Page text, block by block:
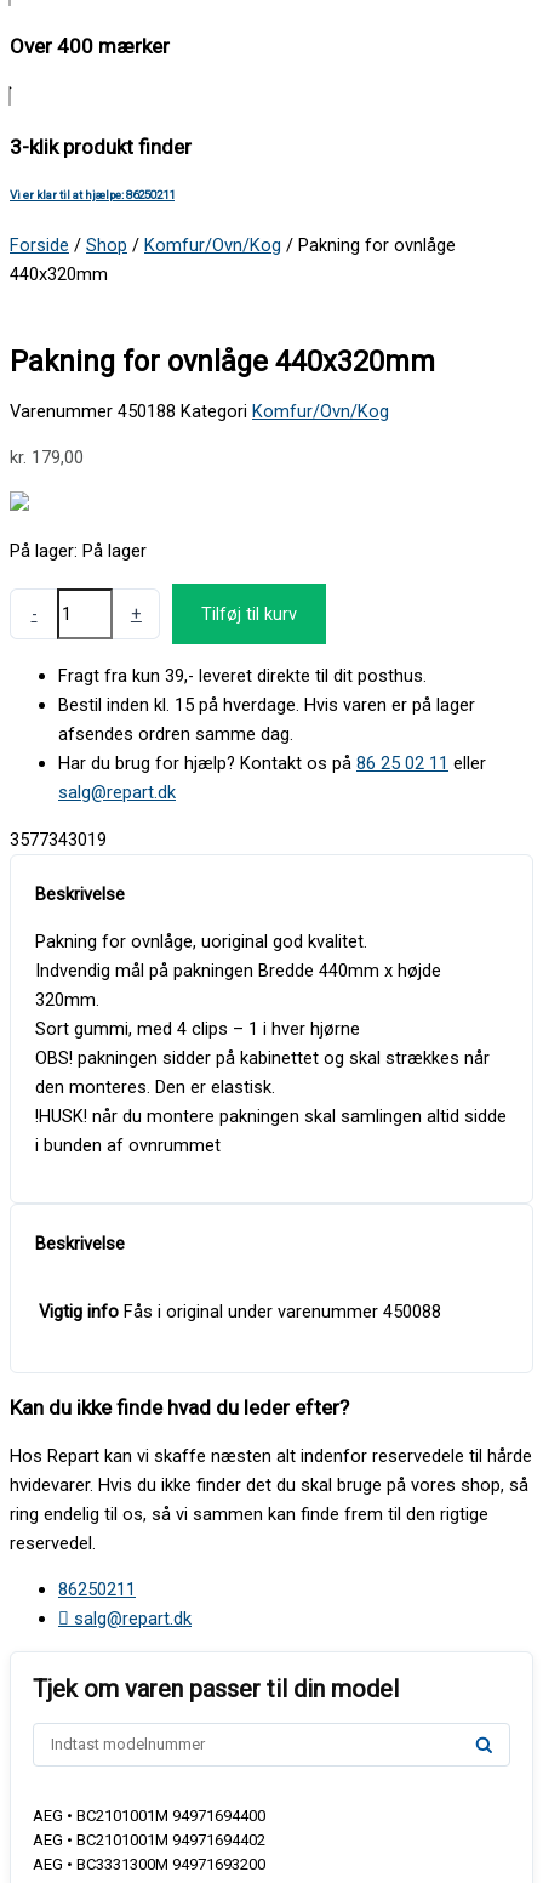
Over 400 mærker
3-klik produkt finder
Vi er klar til at hjælpe: 86250211
Forside / Shop / Komfur/Ovn/Kog / Pakning for ovnlåge
440x320mm
Pakning for ovnlåge 440x320mm
Varenummer 450188 Kategori Komfur/Ovn/Kog
kr. 179,00
På lager: På lager
- + Tilføj til kurv
Fragt fra kun 39,- leveret direkte til dit posthus.
Bestil inden kl. 15 på hverdage. Hvis varen er på lager
afsendes ordren samme dag.
Har du brug for hjælp? Kontakt os på 86 25 02 11 eller
salg@repart.dk
3577343019
Pakning for ovnlåge, uoriginal god kvalitet.
Indvendig mål på pakningen Bredde 440mm x højde
320mm.
Sort gummi, med 4 clips – 1 i hver hjørne
OBS! pakningen sidder på kabinettet og skal strækkes når
den monteres. Den er elastisk.
!HUSK! når du montere pakningen skal samlingen altid sidde
i bunden af ovnrummet
Vigtig info Fås i original under varenummer 450088
Kan du ikke finde hvad du leder efter?
Hos Repart kan vi skaffe næsten alt indenfor reservedele til hårde
hvidevarer. Hvis du ikke finder det du skal bruge på vores shop, så
ring endelig til os, så vi sammen kan finde frem til den rigtige
reservedel.
86250211
salg@repart.dk
AEG • BC2101001M 94971694400
AEG • BC2101001M 94971694402
AEG • BC3331300M 94971693200